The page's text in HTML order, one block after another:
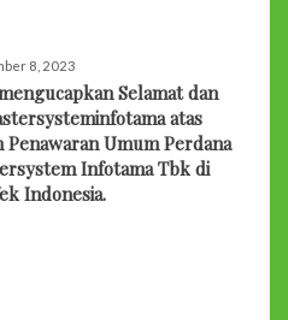
8, 2023
Selamat dan
atas
Penawaran Umum Perdana
Infotama Tbk di
Indonesia.